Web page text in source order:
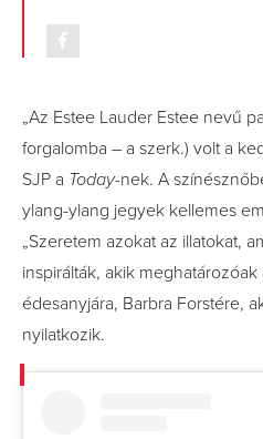
„Az Estee Lauder Estee nevű
forgalomba – a szerk.) volt a
SJP a Today-nek. A
ylang-ylang jegyek kellemes
„Szeretem azokat az illatokat,
inspirálták, akik
édesanyjára, Barbra Forstére,
nyilatkozik.